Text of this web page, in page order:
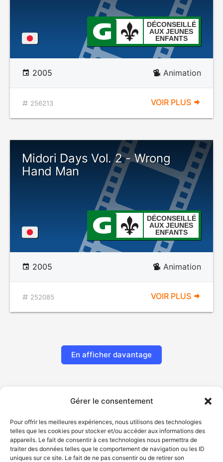
Gérer le consentement
Pour offrir les meilleures expériences, nous utilisons des technologies
telles que les cookies pour stocker et/ou accéder aux informations des
appareils. Le fait de consentir à ces technologies nous permettra de
traiter des données telles que le comportement de navigation ou les ID
uniques sur ce site. Le fait de ne pas consentir ou de retirer son
DÉCONSEILLÉ
AUX JEUNES
ENFANTS
2005 Animation
256213 VOIR PLUS
Midori Days Vol. 2 - Wrong
Hand Man
DÉCONSEILLÉ
AUX JEUNES
ENFANTS
2005 Animation
252085 VOIR PLUS
En afficher davantage
© Gouvernement du Québec, 2026